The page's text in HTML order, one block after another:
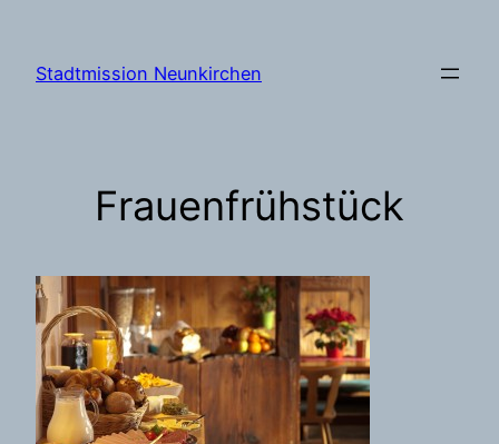
springen
Stadtmission Neunkirchen
Frauenfrühstück